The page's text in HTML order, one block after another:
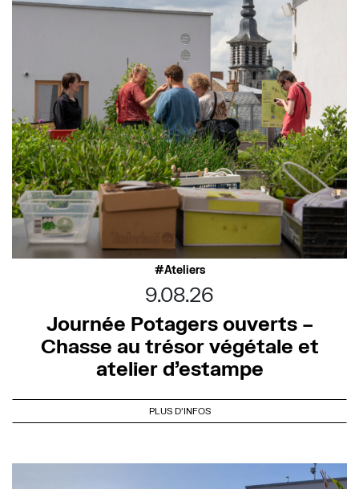
Ateliers
9.08.26
Journée Potagers ouverts –
Chasse au trésor végétale et
atelier d’estampe
PLUS D'INFOS